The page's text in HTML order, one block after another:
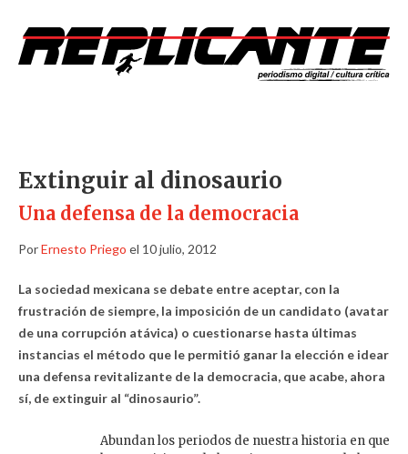
Extinguir al dinosaurio
Una defensa de la democracia
PorErnesto Priego el 10 julio, 2012
La sociedad mexicana se debate entre aceptar, con la
frustración de siempre, la imposición de un candidato (avatar
de una corrupción atávica) o cuestionarse hasta últimas
instancias el método que le permitió ganar la elección e idear
una defensa revitalizante de la democracia, que acabe, ahora
sí, de extinguir al “dinosaurio”.
Abundan los periodos de nuestra historia en que